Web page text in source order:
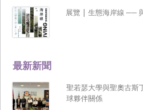
最新新聞
聖若瑟大學與聖奧古斯
球夥伴關係
展覽 | 生態海岸線 ──